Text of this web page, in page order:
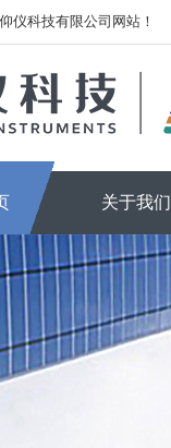
仪科技有限公司网站！
关于我们